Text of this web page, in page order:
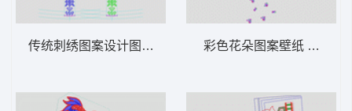
传统刺绣图案设计图 十字绣条 彩色花朵图案壁纸 匹绣小